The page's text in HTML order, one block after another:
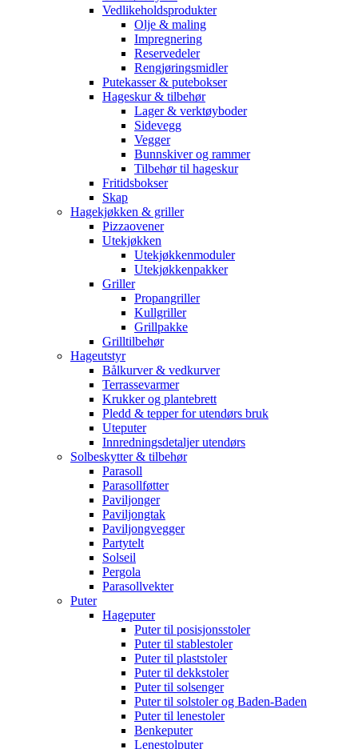
Vedlikeholdsprodukter
Olje & maling
Impregnering
Reservedeler
Rengjøringsmidler
Putekasser & putebokser
Hageskur & tilbehør
Lager & verktøyboder
Sidevegg
Vegger
Bunnskiver og rammer
Tilbehør til hageskur
Fritidsbokser
Skap
Hagekjøkken & griller
Pizzaovener
Utekjøkken
Utekjøkkenmoduler
Utekjøkkenpakker
Griller
Propangriller
Kullgriller
Grillpakke
Grilltilbehør
Hageutstyr
Bålkurver & vedkurver
Terrassevarmer
Krukker og plantebrett
Pledd & tepper for utendørs bruk
Uteputer
Innredningsdetaljer utendørs
Solbeskytter & tilbehør
Parasoll
Parasollføtter
Paviljonger
Paviljongtak
Paviljongvegger
Partytelt
Solseil
Pergola
Parasollvekter
Puter
Hageputer
Puter til posisjonsstoler
Puter til stablestoler
Puter til plaststoler
Puter til dekkstoler
Puter til solsenger
Puter til solstoler og Baden-Baden
Puter til lenestoler
Benkeputer
Lenestolputer